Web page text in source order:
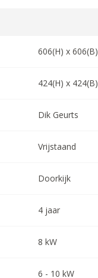
606(H) x606
424(H) x 424
Dik Geurts
Vrijstaand
Doorkijk
4 jaar
8 kW
6 - 10 kW